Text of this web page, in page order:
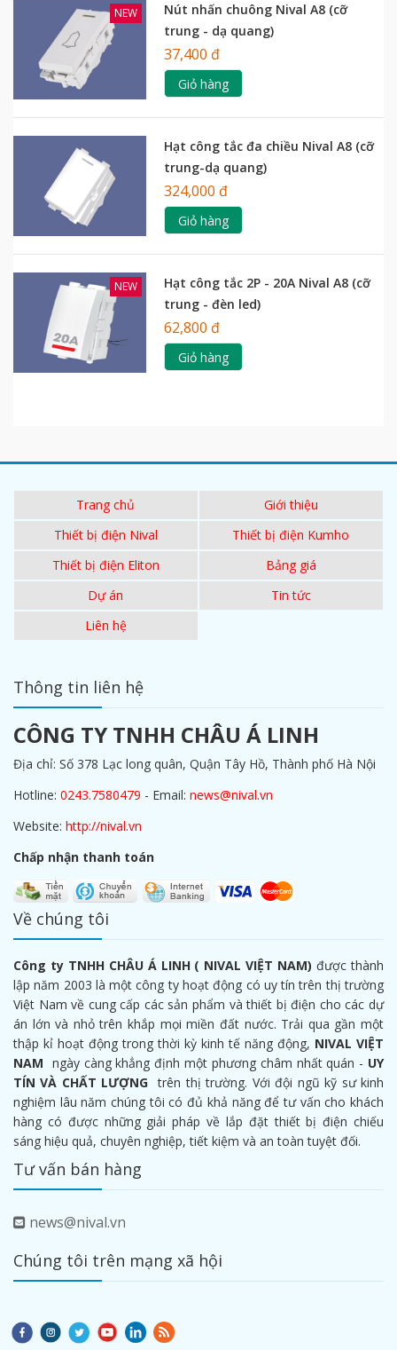
NEW
Nút nhấn chuông Nival A8 (cỡ
trung - dạ quang)
37,400 đ
Giỏ hàng
Hạt công tắc đa chiều Nival A8 (cỡ
trung-dạ quang)
324,000 đ
Giỏ hàng
NEW
Hạt công tắc 2P - 20A Nival A8 (cỡ
trung - đèn led)
62,800 đ
Giỏ hàng
Trang chủ
Giới thiệu
Thiết bị điện Nival
Thiết bị điện Kumho
Thiết bị điện Eliton
Bảng giá
Dự án
Tin tức
Liên hệ
Thông tin liên hệ
CÔNG TY TNHH CHÂU Á LINH
Địa chỉ: Số 378 Lạc long quân, Quận Tây Hồ, Thành phố Hà Nội
Hotline: 0243.7580479 - Email: news@nival.vn
Website: http://nival.vn
Chấp nhận thanh toán
Về chúng tôi
Công ty TNHH CHÂU Á LINH ( NIVAL VIỆT NAM) được thành
lập năm 2003 là một công ty hoạt động có uy tín trên thị trường
Việt Nam về cung cấp các sản phẩm và thiết bị điện cho các dự
án lớn và nhỏ trên khắp mọi miền đất nước. Trải qua gần một
thập kỉ hoạt động trong thời kỳ kinh tế năng động, NIVAL VIỆT
NAM ngày càng khẳng định một phương châm nhất quán - UY
TÍN VÀ CHẤT LƯỢNG trên thị trường. Với đội ngũ kỹ sư kinh
nghiệm lâu năm chúng tôi có đủ khả năng để tư vấn cho khách
hàng có được những giải pháp về lắp đặt thiết bị điện chiếu
sáng hiệu quả, chuyên nghiệp, tiết kiệm và an toàn tuyệt đối.
Tư vấn bán hàng
news@nival.vn
Chúng tôi trên mạng xã hội